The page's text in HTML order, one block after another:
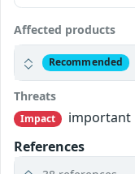
Affected products
Recommended
Threats
Impact
important
References